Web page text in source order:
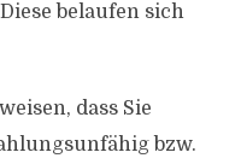
belaufen sich
dass Sie
bzw.